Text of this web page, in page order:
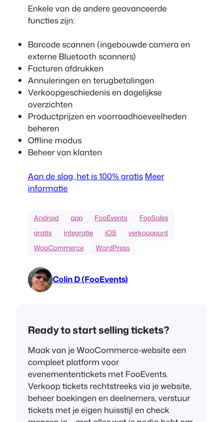
Enkele van de andere geavanceerde
functies zijn:
Barcode scannen (ingebouwde camera en
externe Bluetooth scanners)
Facturen afdrukken
Annuleringen en terugbetalingen
Verkoopgeschiedenis en dagelijkse
overzichten
Productprijzen en voorraadhoeveelheden
beheren
Offline modus
Beheer van klanten
Aan de slag, het is 100% gratis Meer
informatie
Android app FooEvents
FooSales
gratis
integratie iOS
verkooppunt
WooCommerce
WordPress
Colin D (FooEvents)
Ready to start selling tickets?
Maak van je WooCommerce-website een
compleet platform voor
evenemententickets met FooEvents.
Verkoop tickets rechtstreeks via je website,
beheer boekingen en deelnemers, verstuur
tickets met je eigen huisstijl en check